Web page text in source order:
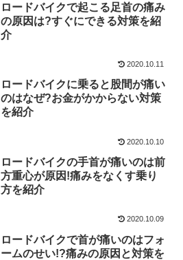
ロードバイクで起こる足首の痛み
の原因は?すぐにできる対策を紹
介
2020.10.11
ロードバイクに乗ると股間が痛い
のはなぜ?お金がかからない対策
を紹介
2020.10.10
ロードバイクの手首が痛いのは前
方重心が原因!痛みをなくす乗り
方を紹介
2020.10.09
ロードバイクで首が痛いのはフォ
ームのせい!?痛みの原因と対策を